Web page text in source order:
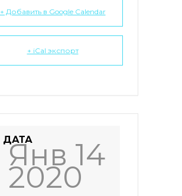
+ Добавить в Google Calendar
+ iCal экспорт
ДАТА
Янв 14
2020